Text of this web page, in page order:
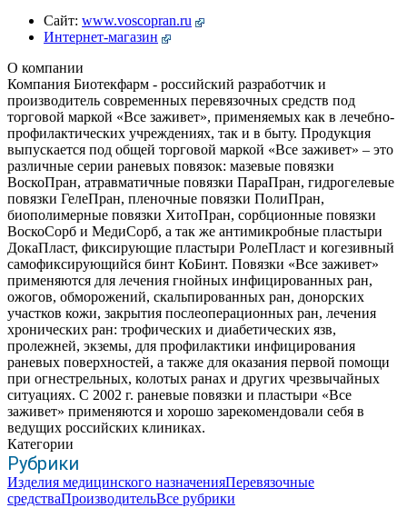
Сайт: www.voscopran.ru
Интернет-магазин
О компании
Компания Биотекфарм - российский разработчик и
производитель современных перевязочных средств под
торговой маркой «Все заживет», применяемых как в лечебно-
профилактических учреждениях, так и в быту. Продукция
выпускается под общей торговой маркой «Все заживет» – это
различные серии раневых повязок: мазевые повязки
ВоскоПран, атравматичные повязки ПараПран, гидрогелевые
повязки ГелеПран, пленочные повязки ПолиПран,
биополимерные повязки ХитоПран, сорбционные повязки
ВоскоСорб и МедиСорб, а так же антимикробные пластыри
ДокаПласт, фиксирующие пластыри РолеПласт и когезивный
самофиксирующийся бинт КоБинт. Повязки «Все заживет»
применяются для лечения гнойных инфицированных ран,
ожогов, обморожений, скальпированных ран, донорских
участков кожи, закрытия послеоперационных ран, лечения
хронических ран: трофических и диабетических язв,
пролежней, экземы, для профилактики инфицирования
раневых поверхностей, а также для оказания первой помощи
при огнестрельных, колотых ранах и других чрезвычайных
ситуациях. С 2002 г. раневые повязки и пластыри «Все
заживет» применяются и хорошо зарекомендовали себя в
ведущих российских клиниках.
Категории
Рубрики
Изделия медицинского назначенияПеревязочные
средстваПроизводительВсе рубрики